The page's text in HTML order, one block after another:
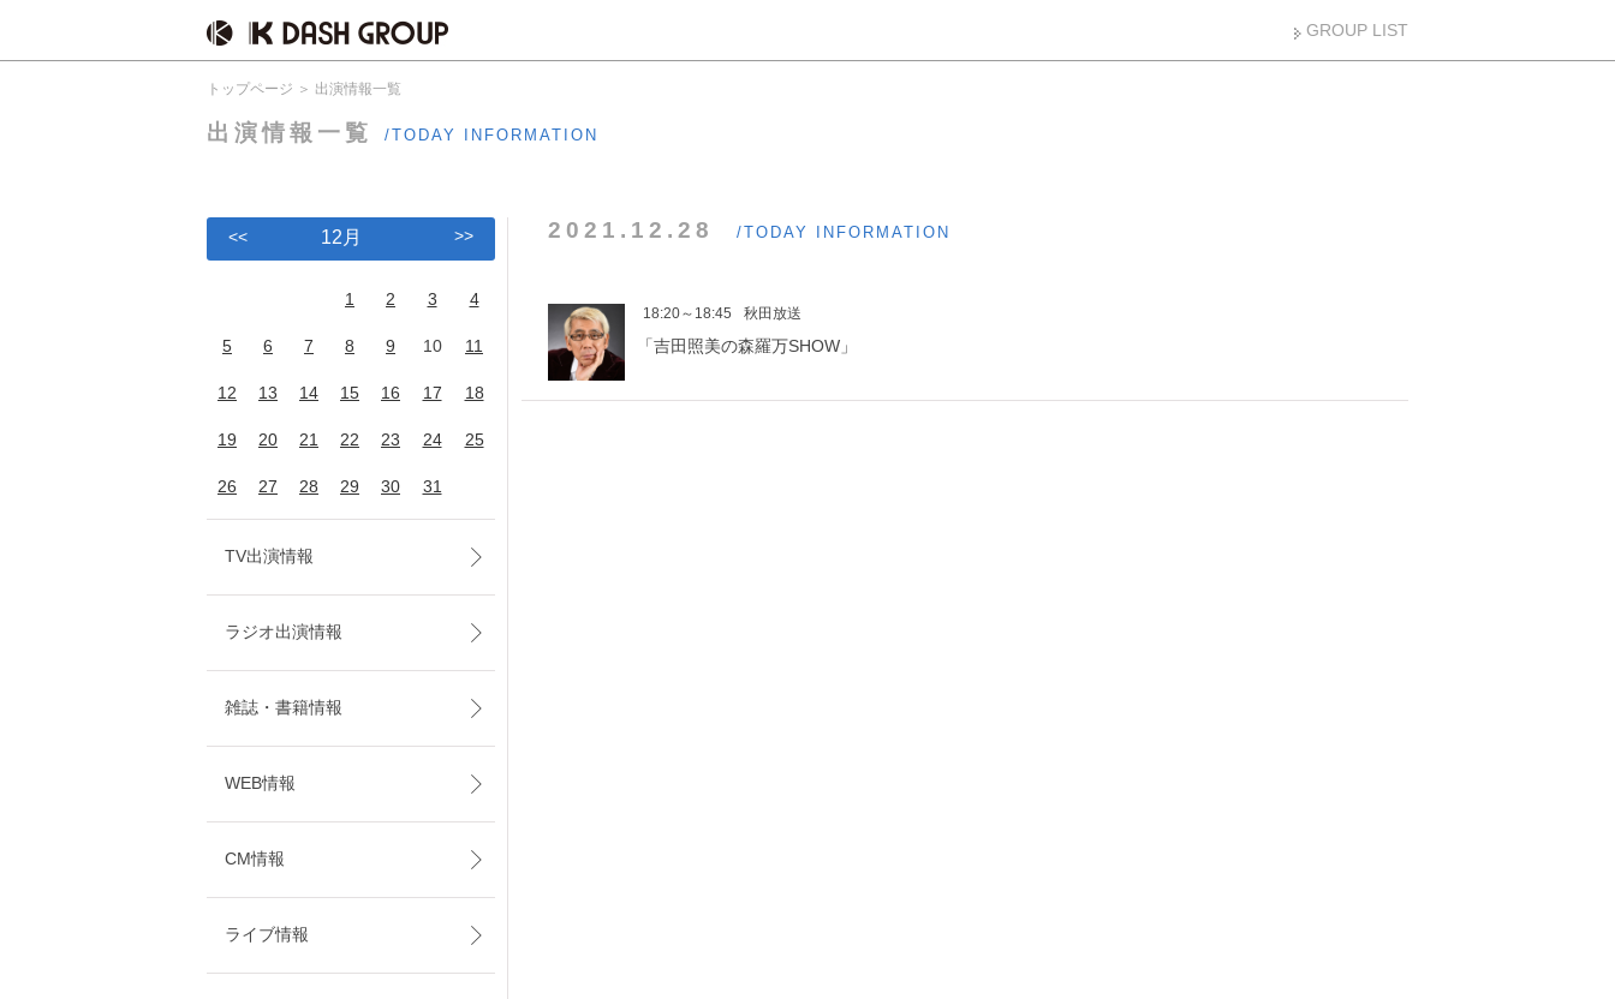
GROUP LIST
トップページ 出演情報一覧
出演情報一覧 /TODAY INFORMATION
2021.12.28 /TODAY INFORMATION
18:20～18:45 秋田放送
「吉田照美の森羅万SHOW」
<< 12月 >>
1 2 3 4
5 6 7 8 9 10 11
12 13 14 15 16 17 18
19 20 21 22 23 24 25
26 27 28 29 30 31
TV出演情報
ラジオ出演情報
雑誌・書籍情報
WEB情報
CM情報
ライブ情報